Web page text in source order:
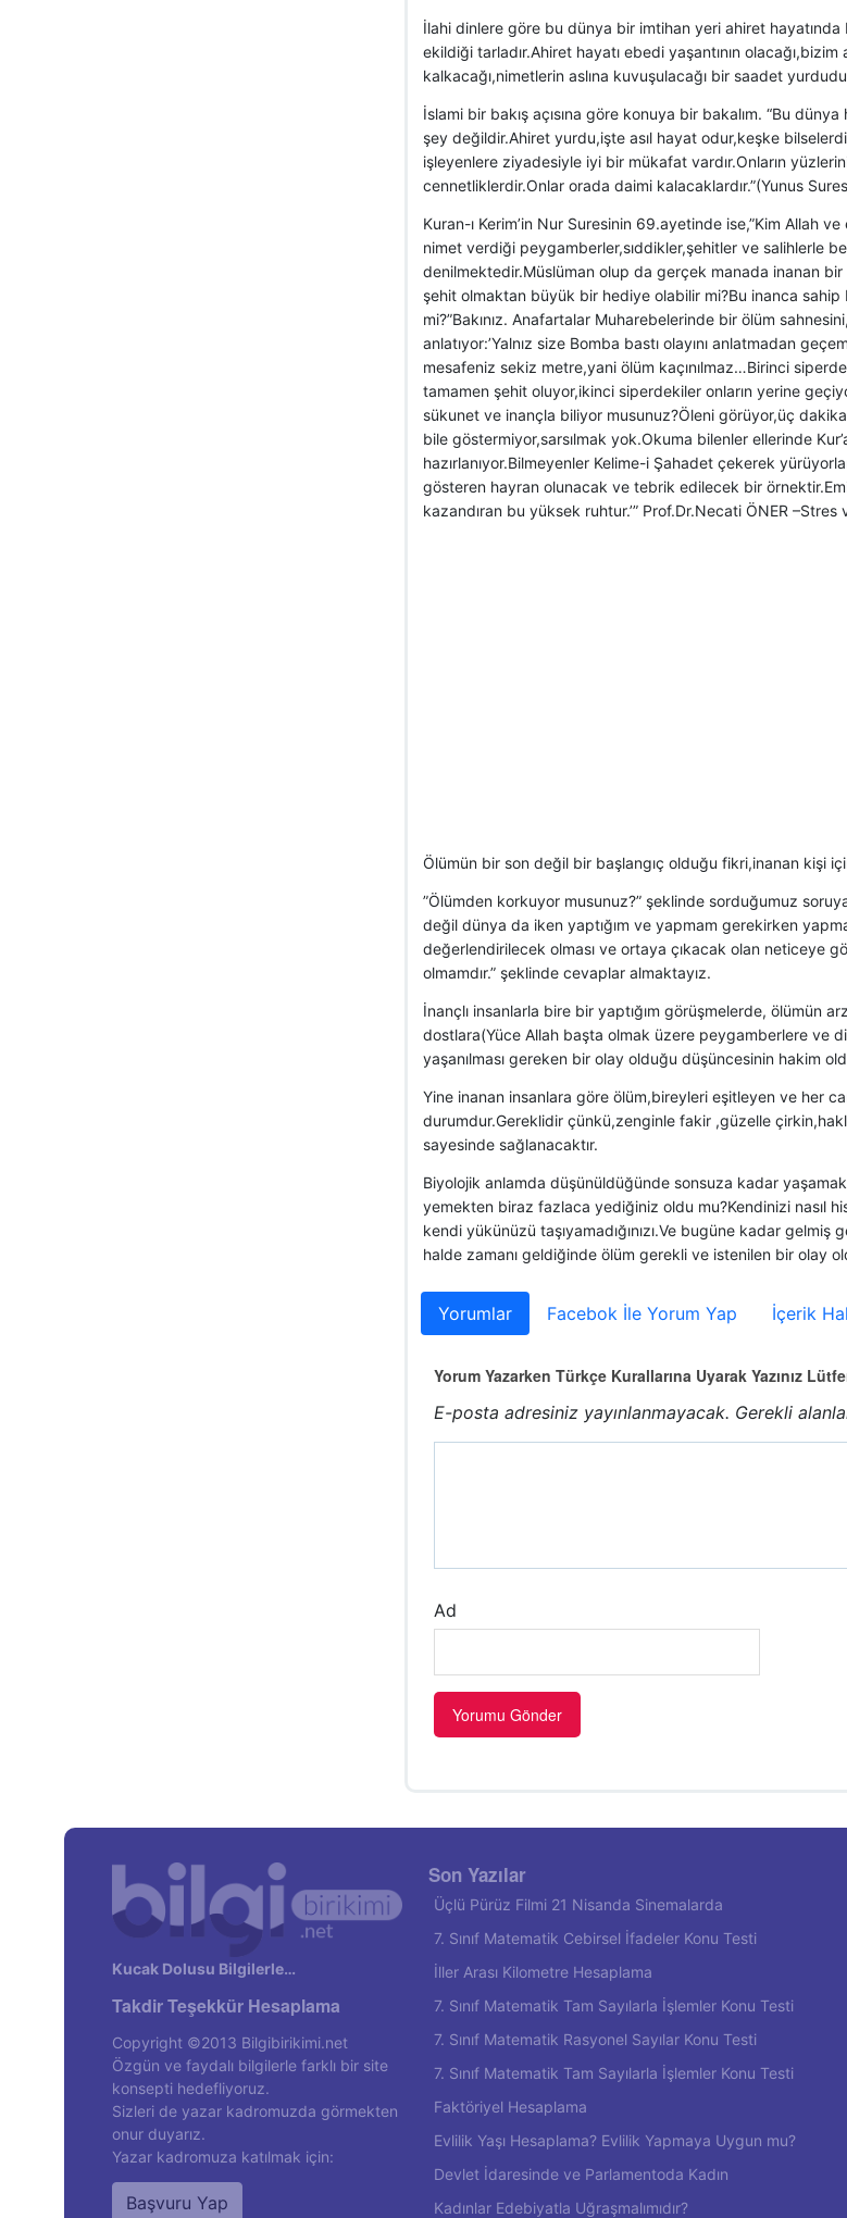
İlahi dinlere göre bu dünya bir imtihan yeri ahiret hayatında
ekildiği tarladır.Ahiret hayatı ebedi yaşantının olacağı,bizim
kalkacağı,nimetlerin aslına kuvuşulacağı bir saadet
İslami bir bakış açısına göre konuya bir bakalım. “Bu
şey değildir.Ahiret yurdu,işte asıl hayat odur,keşke
işleyenlere ziyadesiyle iyi bir mükafat vardır.Onların
cennetliklerdir.Onlar orada daimi kalacaklardır.”(Yunus
Kuran-ı Kerim’in Nur Suresinin 69.ayetinde ise,”Kim Allah
nimet verdiği peygamberler,sıddikler,şehitler ve salihlerle
denilmektedir.Müslüman olup da gerçek manada inanan
şehit olmaktan büyük bir hediye olabilir mi?Bu inanca
mi?”Bakınız. Anafartalar Muharebelerinde bir ölüm
anlatıyor:’Yalnız size Bomba bastı olayını anlatmadan
mesafeniz sekiz metre,yani ölüm kaçınılmaz…Birinci
tamamen şehit oluyor,ikinci siperdekiler onların yerine
sükunet ve inançla biliyor musunuz?Öleni görüyor,üç
bile göstermiyor,sarsılmak yok.Okuma bilenler ellerinde
hazırlanıyor.Bilmeyenler Kelime-i Şahadet çekerek
gösteren hayran olunacak ve tebrik edilecek bir
kazandıran bu yüksek ruhtur.’” Prof.Dr.Necati ÖNER –Stres
Ölümün bir son değil bir başlangıç olduğu fikri,inanan kişi
”Ölümden korkuyor musunuz?” şeklinde sorduğumuz
değil dünya da iken yaptığım ve yapmam gerekirken
değerlendirilecek olması ve ortaya çıkacak olan neticeye
olmamdır.” şeklinde cevaplar almaktayız.
İnançlı insanlarla bire bir yaptığım görüşmelerde, ölümün
dostlara(Yüce Allah başta olmak üzere peygamberlere ve
yaşanılması gereken bir olay olduğu düşüncesinin hakim
Yine inanan insanlara göre ölüm,bireyleri eşitleyen ve her
durumdur.Gereklidir çünkü,zenginle fakir ,güzelle
sayesinde sağlanacaktır.
Biyolojik anlamda düşünüldüğünde sonsuza kadar
yemekten biraz fazlaca yediğiniz oldu mu?Kendinizi nasıl
kendi yükünüzü taşıyamadığınızı.Ve bugüne kadar gelmiş
halde zamanı geldiğinde ölüm gerekli ve istenilen bir olay
Yorumlar Facebok İle Yorum Yap İçerik
Yorum Yazarken Türkçe Kurallarına Uyarak Yazınız
E-posta adresiniz yayınlanmayacak. Gerekli
Ad
Kucak Dolusu Bilgilerle…
Takdir Teşekkür Hesaplama
Copyright ©2013 Bilgibirikimi.net
Özgün ve faydalı bilgilerle farklı bir site
konsepti hedefliyoruz.
Sizleri de yazar kadromuzda görmekten
onur duyarız.
Yazar kadromuza katılmak için:
Başvuru Yap
Son Yazılar
Üçlü Pürüz Filmi 21 Nisanda Sinemalarda
7. Sınıf Matematik Cebirsel İfadeler Konu Testi
İller Arası Kilometre Hesaplama
7. Sınıf Matematik Tam Sayılarla İşlemler Konu Testi
7. Sınıf Matematik Rasyonel Sayılar Konu Testi
7. Sınıf Matematik Tam Sayılarla İşlemler Konu Testi
Faktöriyel Hesaplama
Evlilik Yaşı Hesaplama? Evlilik Yapmaya Uygun mu?
Devlet İdaresinde ve Parlamentoda Kadın
Kadınlar Edebiyatla Uğraşmalımıdır?